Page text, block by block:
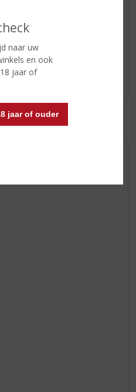
naar uw
en ook
jaar of
jaar of ouder
voor dit product